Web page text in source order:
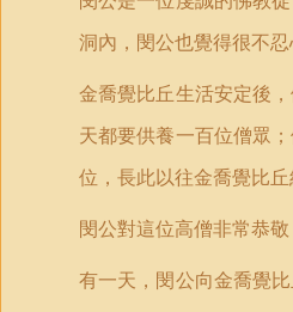
洞內，閔公也覺得很不
金喬覺比丘生活安定後
天都要供養一百位僧眾
位，長此以往金喬覺比丘
閔公對這位高僧非常恭敬
有一天，閔公向金喬覺